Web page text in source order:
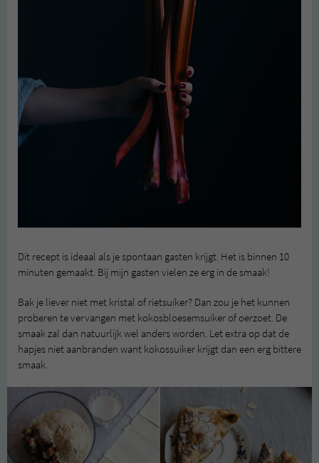
Dit recept is ideaal als je spontaan gasten krijgt. Het is binnen 10
minuten gemaakt. Bij mijn gasten vielen ze erg in de smaak!
Bak je liever niet met kristal of rietsuiker? Dan zou je het kunnen
proberen te vervangen met kokosbloesemsuiker of oerzoet. De
smaak zal dan natuurlijk wel anders worden. Let extra op dat de
hapjes niet aanbranden want kokossuiker krijgt dan een erg bittere
smaak.